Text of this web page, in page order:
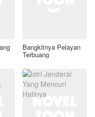
Bangkitnya Pelayan
Terbuang